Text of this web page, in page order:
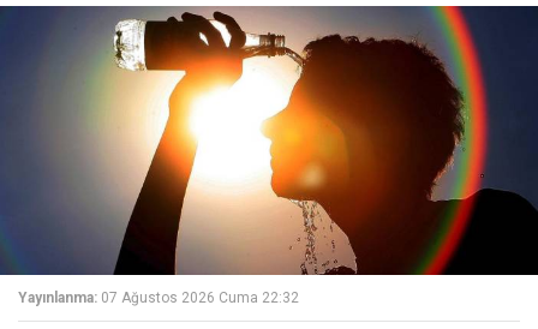
Yayınlanma: 07 Ağustos 2026 Cuma 22:32